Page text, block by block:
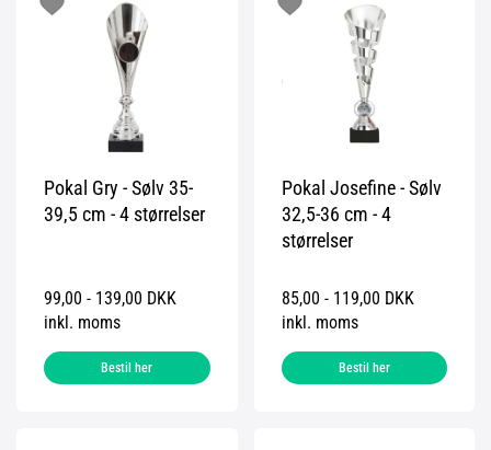
Pokal Gry - Sølv 35-
39,5 cm - 4 størrelser
99,00 - 139,00 DKK
inkl. moms
Bestil her
Pokal Josefine - Sølv
32,5-36 cm - 4
størrelser
85,00 - 119,00 DKK
inkl. moms
Bestil her